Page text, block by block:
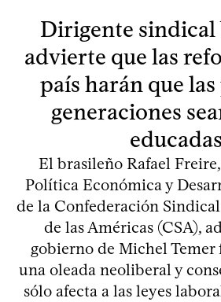
Dirigente sindical
advierte que las
país harán que
generaciones
educadas
El brasileño Rafael
Política Económica y
de la Confederación
de las Américas (CSA),
gobierno de Michel Temer
una oleada neoliberal y
sólo afecta a las leyes